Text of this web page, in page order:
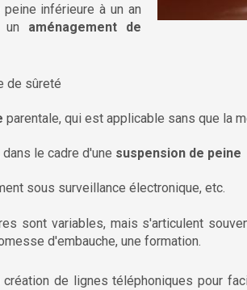
inférieure à un an
un aménagement de
de sûreté
parentale, qui est applicable sans que la
le cadre d'une suspension de peine
sous surveillance électronique, etc.
sont variables, mais s'articulent
d'embauche, une formation.
de lignes téléphoniques pour